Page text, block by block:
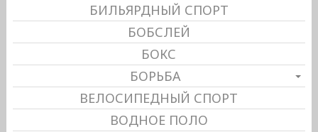
БИЛЬЯРДНЫЙ СПОРТ
БОБСЛЕЙ
БОКС
БОРЬБА
ВЕЛОСИПЕДНЫЙ СПОРТ
ВОДНОЕ ПОЛО